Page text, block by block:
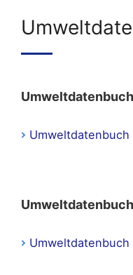
Umweltdatenbuch
Umweltdatenbuch